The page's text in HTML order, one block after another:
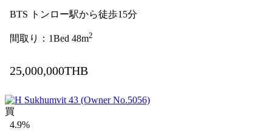
BTS トンロー駅から徒歩15分
間取り：1Bed 48m2
25,000,000THB
買
4.9%